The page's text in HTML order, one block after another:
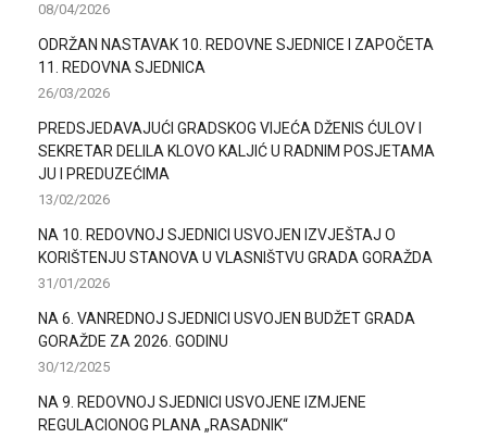
08/04/2026
ODRŽAN NASTAVAK 10. REDOVNE SJEDNICE I ZAPOČETA
11. REDOVNA SJEDNICA
26/03/2026
PREDSJEDAVAJUĆI GRADSKOG VIJEĆA DŽENIS ĆULOV I
SEKRETAR DELILA KLOVO KALJIĆ U RADNIM POSJETAMA
JU I PREDUZEĆIMA
13/02/2026
NA 10. REDOVNOJ SJEDNICI USVOJEN IZVJEŠTAJ O
KORIŠTENJU STANOVA U VLASNIŠTVU GRADA GORAŽDA
31/01/2026
NA 6. VANREDNOJ SJEDNICI USVOJEN BUDŽET GRADA
GORAŽDE ZA 2026. GODINU
30/12/2025
NA 9. REDOVNOJ SJEDNICI USVOJENE IZMJENE
REGULACIONOG PLANA „RASADNIK“